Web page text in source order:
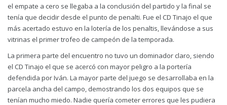
el empate a cero se llegaba a la conclusión del partido y la final se
tenía que decidir desde el punto de penalti. Fue el CD Tinajo el que
más acertado estuvo en la lotería de los penaltis, llevándose a sus
vitrinas el primer trofeo de campeón de la temporada.
La primera parte del encuentro no tuvo un dominador claro, siendo
el CD Tinajo el que se acercó con mayor peligro a la portería
defendida por Iván. La mayor parte del juego se desarrollaba en la
parcela ancha del campo, demostrando los dos equipos que se
tenían mucho miedo. Nadie quería cometer errores que les pudiera